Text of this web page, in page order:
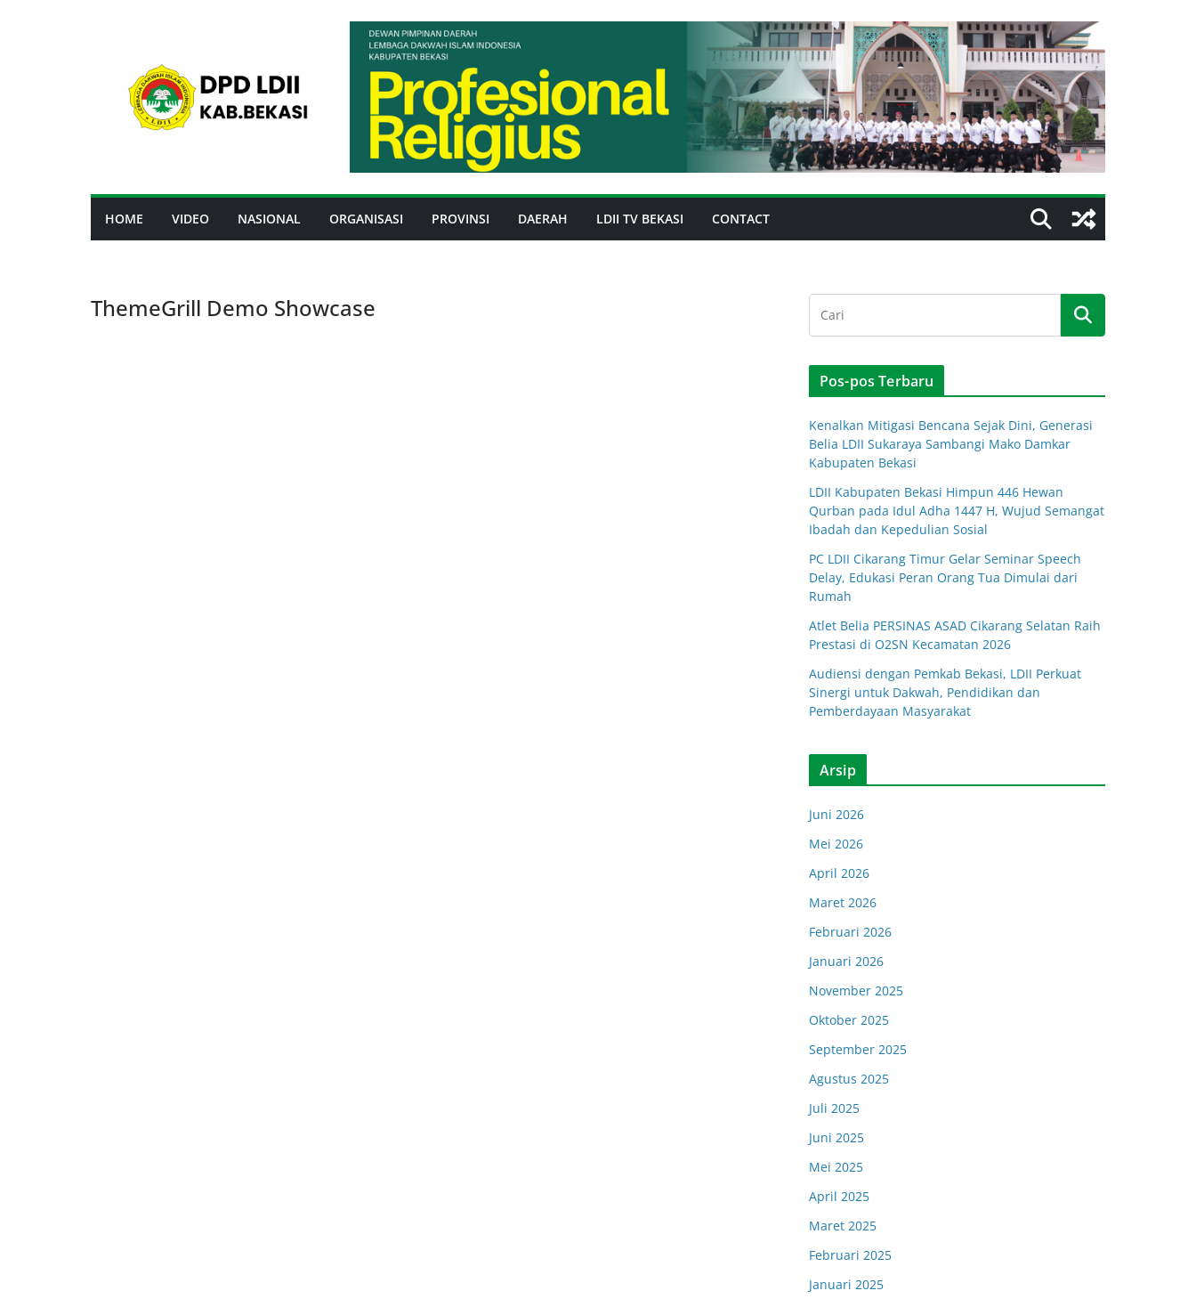
HOME VIDEO NASIONAL ORGANISASI PROVINSI DAERAH LDII TV BEKASI CONTACT
ThemeGrill Demo Showcase
Pos-pos Terbaru
Kenalkan Mitigasi Bencana Sejak Dini, Generasi
Belia LDII Sukaraya Sambangi Mako Damkar
Kabupaten Bekasi
LDII Kabupaten Bekasi Himpun 446 Hewan
Qurban pada Idul Adha 1447 H, Wujud Semangat
Ibadah dan Kepedulian Sosial
PC LDII Cikarang Timur Gelar Seminar Speech
Delay, Edukasi Peran Orang Tua Dimulai dari
Rumah
Atlet Belia PERSINAS ASAD Cikarang Selatan Raih
Prestasi di O2SN Kecamatan 2026
Audiensi dengan Pemkab Bekasi, LDII Perkuat
Sinergi untuk Dakwah, Pendidikan dan
Pemberdayaan Masyarakat
Arsip
Juni 2026
Mei 2026
April 2026
Maret 2026
Februari 2026
Januari 2026
November 2025
Oktober 2025
September 2025
Agustus 2025
Juli 2025
Juni 2025
Mei 2025
April 2025
Maret 2025
Februari 2025
Januari 2025